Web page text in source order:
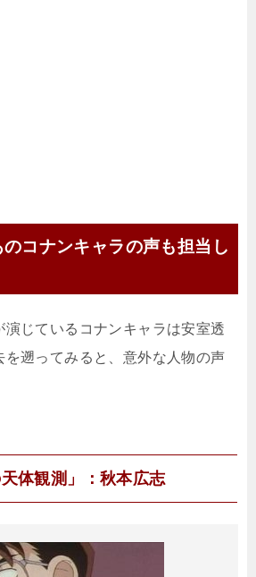
コナンキャラの声も担当し
じているコナンキャラは安室透
を遡ってみると、意外な人物の声
体観測」：秋本広志